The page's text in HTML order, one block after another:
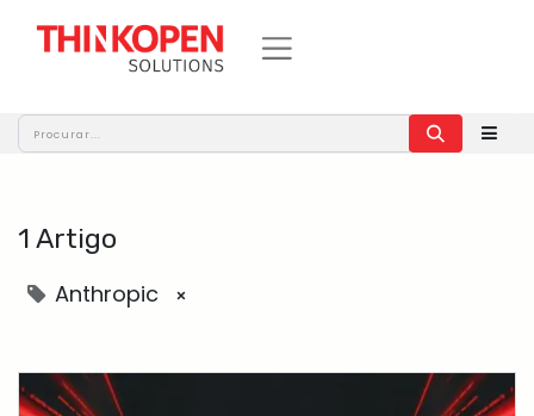
1 Artigo
Anthropic ×